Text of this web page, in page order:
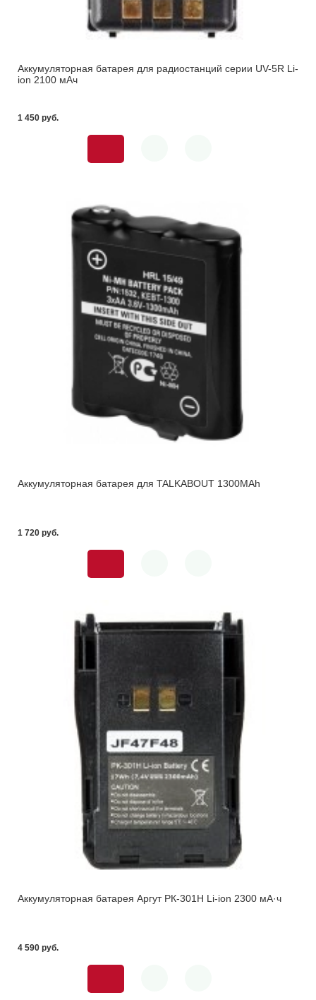
Аккумуляторная батарея для радиостанций серии UV-5R Li-
ion 2100 мАч
1 450 pуб.
Аккумуляторная батарея для TALKABOUT 1300MAh
1 720 pуб.
Аккумуляторная батарея Аргут РК-301Н Li-ion 2300 мА·ч
4 590 pуб.